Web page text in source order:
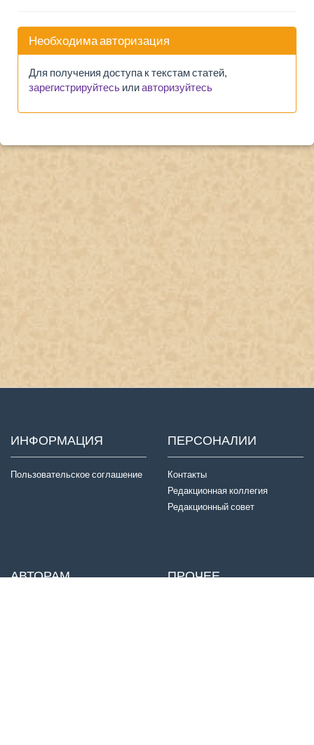
Необходима авторизация
Для получения доступа к текстам статей,
зарегистрируйтесь илиавторизуйтесь
ИНФОРМАЦИЯ
Пользовательское соглашение
ПЕРСОНАЛИИ
Контакты
Редакционная коллегия
Редакционный совет
АВТОРАМ ПРОЧЕЕ